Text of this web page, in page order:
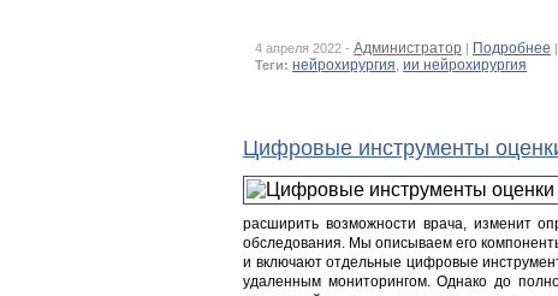
4 апреля 2022 - Администратор | Подробнее |
Теги: нейрохирургия ии нейрохирургия
Цифровые инструменты
расширить возможности врача, изменит
обследования. Мы описываем его
и включают отдельные цифровые
удаленным мониторингом. Однако до